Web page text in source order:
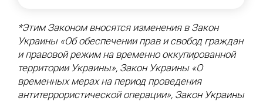
*Этим Законом вносятся изменения в Закон
Украины «Об обеспечении прав и свобод граждан
и правовой режим на временно оккупированной
территории Украины», Закон Украины «О
временных мерах на период проведения
антитеррористической операции», Закон Украины